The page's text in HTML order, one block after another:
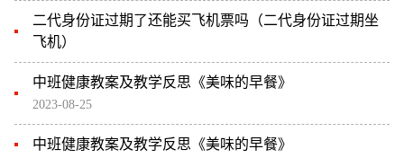
二代身份证过期了还能买飞机票吗（二代身份证过期坐
飞机）
中班健康教案及教学反思《美味的早餐》
2023-08-25
中班健康教案及教学反思《美味的早餐》